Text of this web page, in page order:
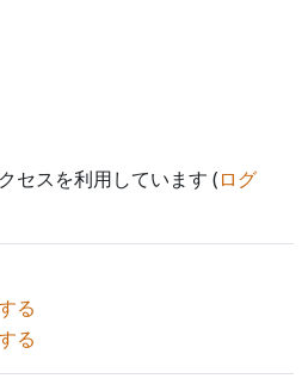
セスを利用しています (ログ
る
る